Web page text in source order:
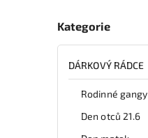
Kategorie
DÁRKOVÝ RÁDCE
Rodinné gangy
Den otců 21.6